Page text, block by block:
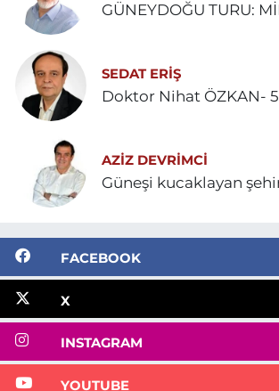
GÜNEYDOĞU TURU:
SEDAT ERİŞ
AZIZ DEVRIMCI
Güneşi kucaklayan
FACEBOOK
X
INSTAGRAM
YOUTUBE